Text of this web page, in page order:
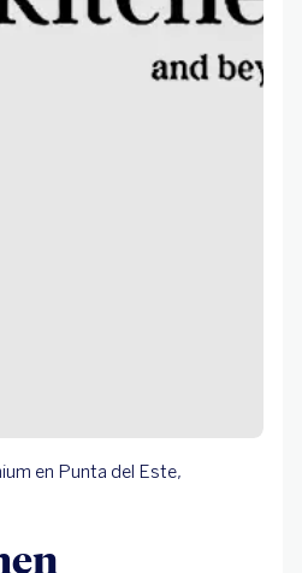
en Punta del Este,